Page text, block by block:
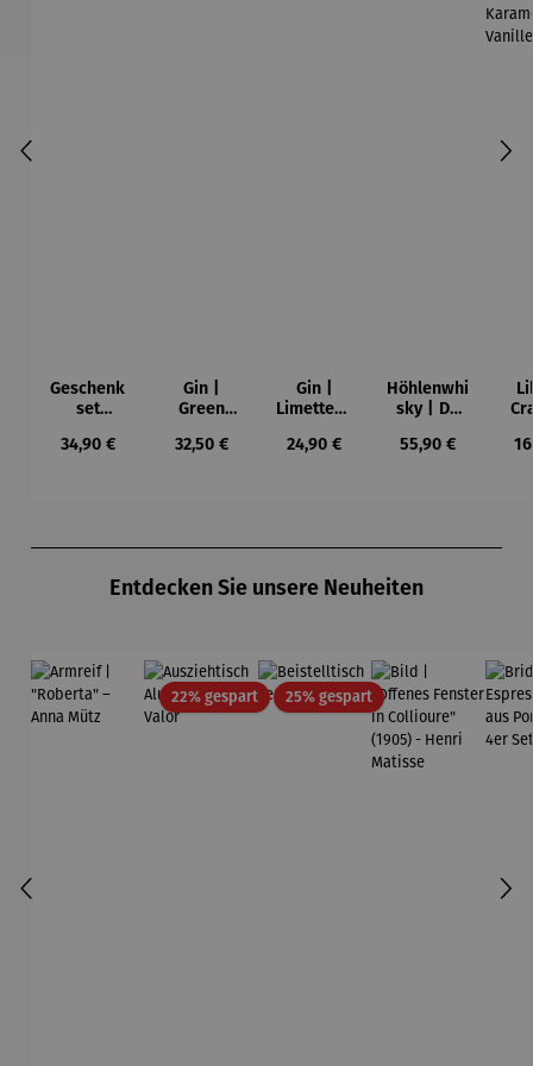
Geschenk
set
Alte
Regulärer Preis:
34,90 €
Gin |
Green
Regulärer Preis:
32,50 €
Gin |
Limettenli
Regulärer Preis:
24,90 €
Höhlenwhi
sky | De
Single
Regulärer Preis:
55,90 €
Entdecken Sie unsere Neuheiten
22% gespartRabatt25% gespartRabatt